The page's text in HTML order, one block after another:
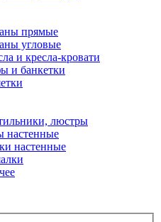
прямые
угловые
и кресла-кровати
и банкетки
люстры
настенные
настенные